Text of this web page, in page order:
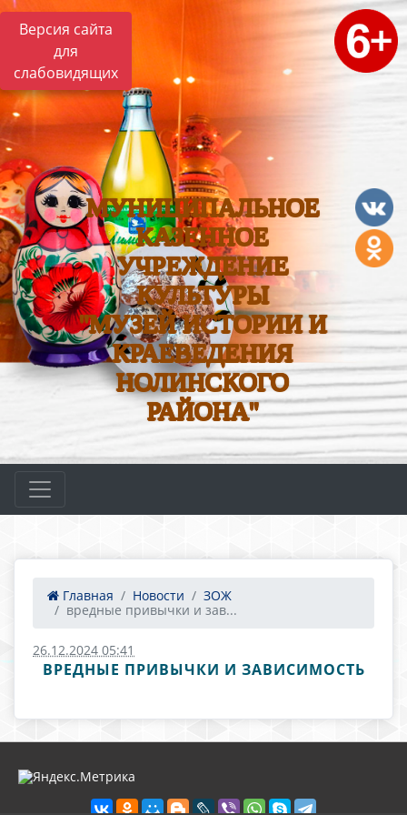
Версия сайта
для
слабовидящих
МУНИЦИПАЛЬНОЕ
КАЗЕННОЕ
УЧРЕЖДЕНИЕ
КУЛЬТУРЫ
"МУЗЕЙ ИСТОРИИ И
КРАЕВЕДЕНИЯ
НОЛИНСКОГО
РАЙОНА"
Главная Новости
ЗОЖ
вредные привычки и зав...
26.12.2024 05:41
ВРЕДНЫЕ ПРИВЫЧКИ И ЗАВИСИМОСТЬ